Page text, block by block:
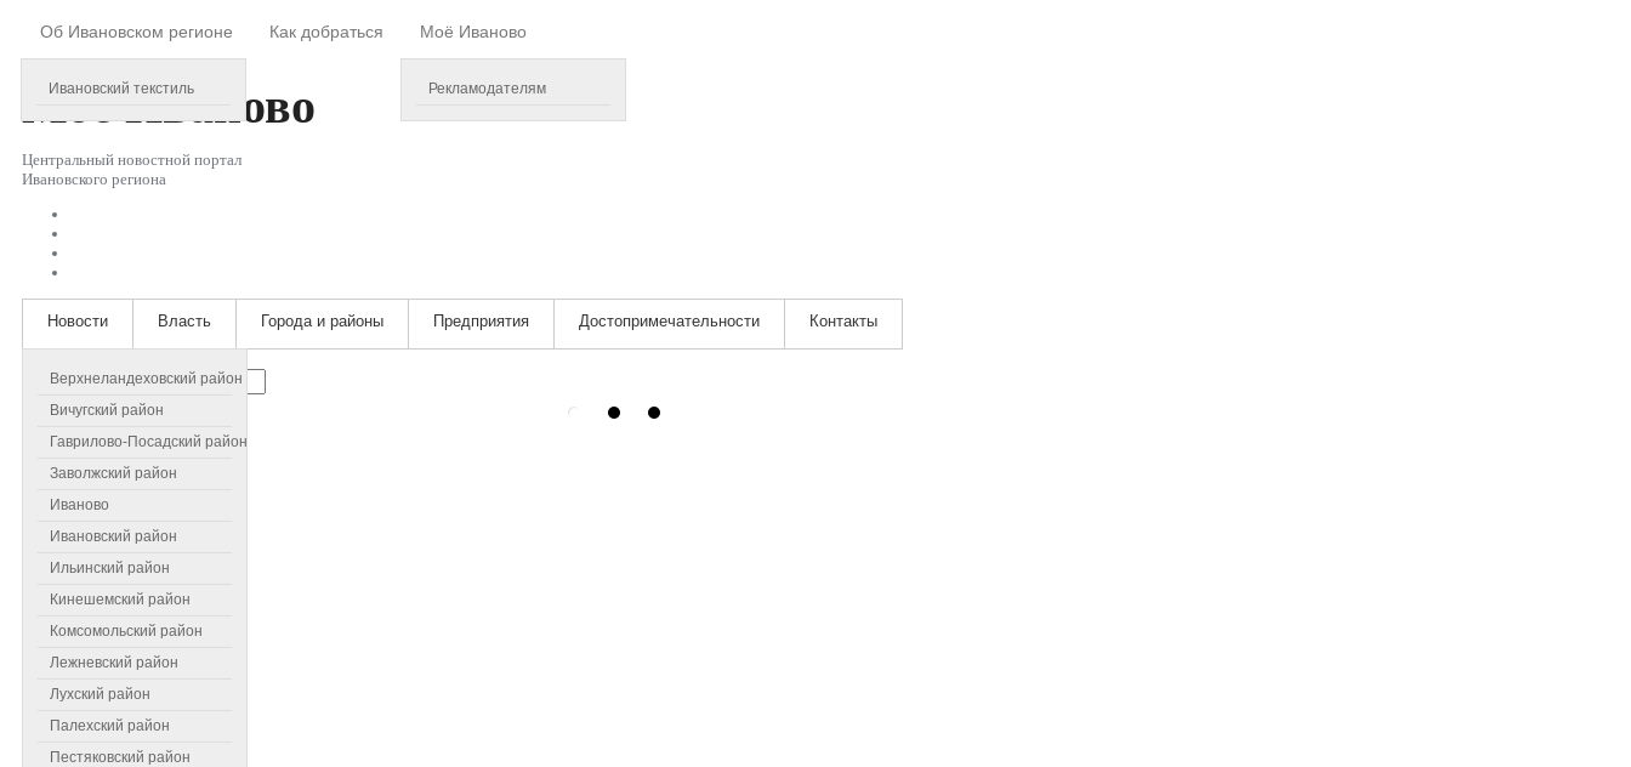
Об Ивановском регионе
Ивановский текстиль
Как добраться Моё Иваново
Рекламодателям
МоёИваново
Центральный новостной портал
Ивановского региона
Новости
Верхнеландеховский район
Вичугский район
Гаврилово-Посадский район
Заволжский район
Иваново
Ивановский район
Ильинский район
Кинешемский район
Комсомольский район
Лежневский район
Лухский район
Палехский район
Пестяковский район
Власть Города и районы Предприятия Достопримечательности Контакты